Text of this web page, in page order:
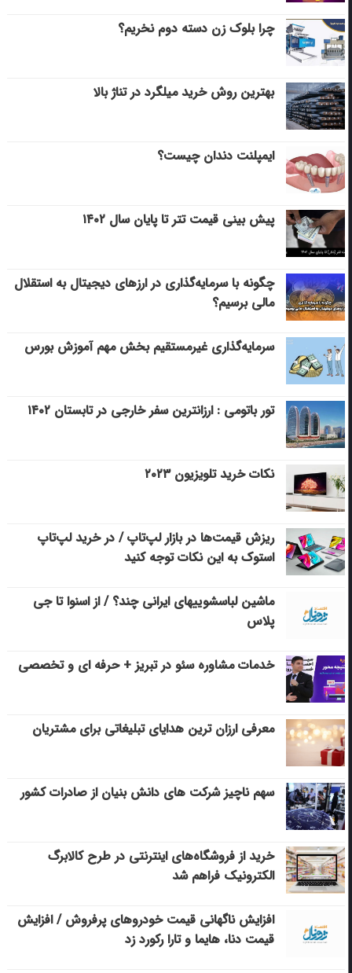
چرا بلوک زن دسته دوم نخریم؟
بهترین روش خرید میلگرد در تناژ بالا
ایمپلنت دندان چیست؟
پیش بینی قیمت تتر تا پایان سال ۱۴۰۲
چگونه با سرمایه‌گذاری در ارزهای دیجیتال به استقلال
مالی برسیم؟
سرمایه‌گذاری غیرمستقیم بخش مهم آموزش بورس
تور باتومی : ارزانترین سفر خارجی در تابستان ۱۴۰۲
نکات خرید تلویزیون ۲۰۲۳
ریزش قیمت‌ها در بازار لپ‌تاپ / در خرید لپ‌تاپ
استوک به این نکات توجه کنید
ماشین لباسشویی‎های ایرانی چند؟ / از اسنوا تا جی
پلاس
خدمات مشاوره سئو در تبریز + حرفه ای و تخصصی
معرفی ارزان ترین هدایای تبلیغاتی برای مشتریان
سهم ناچیز شرکت های دانش بنیان از صادرات کشور
خرید از فروشگاه‌های اینترنتی در طرح کالابرگ
الکترونیک فراهم شد
افزایش ناگهانی قیمت خودروهای پرفروش / افزایش
قیمت دنا، هایما و تارا رکورد زد